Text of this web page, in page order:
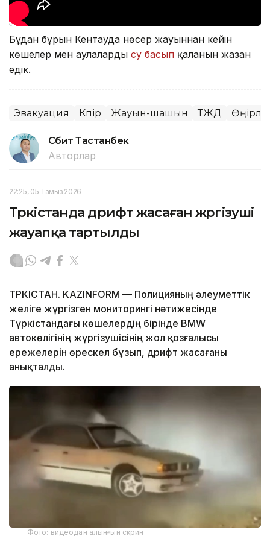
Бұдан бұрын Кентауда нөсер жауыннан кейін
көшелер мен аулаларды су басып қалғанын жазған
едік.
Эвакуация Көпір Жауын-шашын ТЖД
Сәбит Тастанбек
Авторлар
22:25, 05 Тамыз 2026
Түркістанда дрифт жасаған жүргізуші
жауапқа тартылды
ТҮРКІСТАН. KAZINFORM — Полицияның әлеуметтік
желіге жүргізген мониторингі нәтижесінде
Түркістандағы көшелердің бірінде BMW
автокөлігінің жүргізушісінің жол қозғалысы
ережелерін өрескел бұзып, дрифт жасағаны
анықталды.
Фото: видеодан алынғын скрин